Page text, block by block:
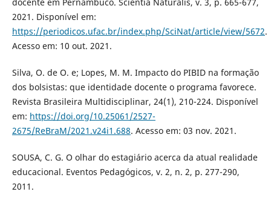
2021. Disponível em:
https://periodicos.ufac.br/index.php/SciNat/article/view/5672.
Acesso em: 10 out. 2021.
Silva, O. de O. e; Lopes, M. M. Impacto do PIBID na formação
dos bolsistas: que identidade docente o programa favorece.
Revista Brasileira Multidisciplinar, 24(1), 210-224. Disponível
em: https://doi.org/10.25061/2527-
2675/ReBraM/2021.v24i1.688. Acesso em: 03 nov. 2021.
SOUSA, C. G. O olhar do estagiário acerca da atual realidade
educacional. Eventos Pedagógicos, v. 2, n. 2, p. 277-290,
2011.